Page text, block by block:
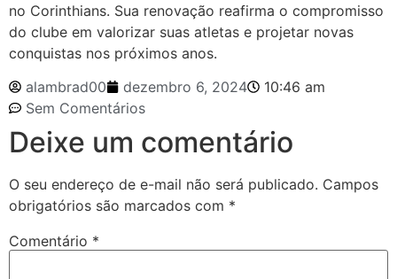
no Corinthians. Sua renovação reafirma o compromisso
do clube em valorizar suas atletas e projetar novas
conquistas nos próximos anos.
alambrad00
dezembro 6, 2024
10:46 am
Sem Comentários
Deixe um comentário
O seu endereço de e-mail não será publicado. Campos
obrigatórios são marcados com *
Comentário *